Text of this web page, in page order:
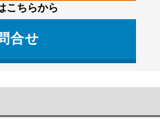
こちらから
合せ